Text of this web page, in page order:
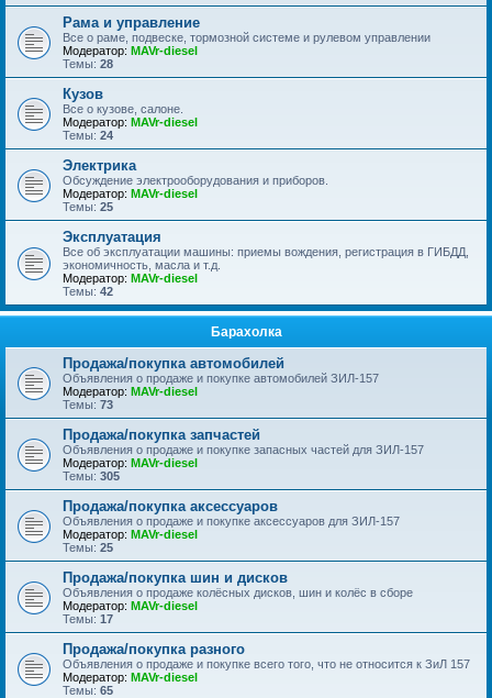
Рама и управление
Все о раме, подвеске, тормозной системе и рулевом управлении
Модератор: MAVr-diesel
Темы: 28
Кузов
Все о кузове, салоне.
Модератор: MAVr-diesel
Темы: 24
Электрика
Обсуждение электрооборудования и приборов.
Модератор: MAVr-diesel
Темы: 25
Эксплуатация
Все об эксплуатации машины: приемы вождения, регистрация в ГИБДД,
экономичность, масла и т.д.
Модератор: MAVr-diesel
Темы: 42
Барахолка
Продажа/покупка автомобилей
Объявления о продаже и покупке автомобилей ЗИЛ-157
Модератор: MAVr-diesel
Темы: 73
Продажа/покупка запчастей
Объявления о продаже и покупке запасных частей для ЗИЛ-157
Модератор: MAVr-diesel
Темы: 305
Продажа/покупка аксессуаров
Объявления о продаже и покупке аксессуаров для ЗИЛ-157
Модератор: MAVr-diesel
Темы: 25
Продажа/покупка шин и дисков
Объявления о продаже колёсных дисков, шин и колёс в сборе
Модератор: MAVr-diesel
Темы: 17
Продажа/покупка разного
Объявления о продаже и покупке всего того, что не относится к ЗиЛ 157
Модератор: MAVr-diesel
Темы: 65